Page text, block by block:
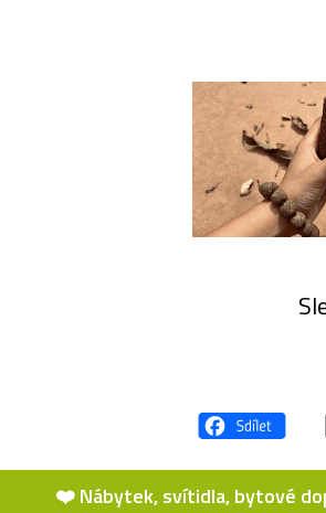
❤️ Nábytek, svítidla, bytové